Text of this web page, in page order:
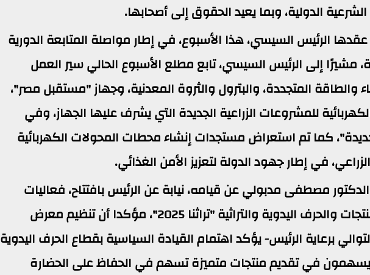
الدولية، وبما يعيد الحقوق إلى أصحابها.
الرئيس السيسي، هذا الأسبوع، في إطار مواصلة المتابعة الدورية
مشيرًا إلى الرئيس السيسي، تابع مطلع الأسبوع الحالي سير العمل
والطاقة المتجددة، والبترول والثروة المعدنية، وجهاز "مستقبل مصر"،
للمشروعات الزراعية الجديدة التي يشرف عليها الجهاز، وفي
كما تم استعراض مستجدات إنشاء محطات المحولات الكهربائية
في إطار جهود الدولة لتعزيز الأمن الغذائي.
مصطفى مدبولي عن قيامه، نيابة عن الرئيس بافتتاح، فعاليات
الدورة السابعة لمعرض المنتجات والحرف اليدوية والتراثية "تراثنا 2025"، مؤكدا أن تنظيم معرض
برعاية الرئيس- يؤكد اهتمام القيادة السياسية بقطاع الحرف اليدوية
يسهمون في تقديم منتجات متميزة تسهم في الحفاظ على الحضارة